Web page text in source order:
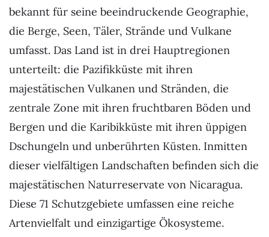
bekannt für seine beeindruckende Geographie,
die Berge, Seen, Täler, Strände und Vulkane
umfasst. Das Land ist in drei Hauptregionen
unterteilt: die Pazifikküste mit ihren
majestätischen Vulkanen und Stränden, die
zentrale Zone mit ihren fruchtbaren Böden und
Bergen und die Karibikküste mit ihren üppigen
Dschungeln und unberührten Küsten. Inmitten
dieser vielfältigen Landschaften befinden sich die
majestätischen Naturreservate von Nicaragua.
Diese 71 Schutzgebiete umfassen eine reiche
Artenvielfalt und einzigartige Ökosysteme.